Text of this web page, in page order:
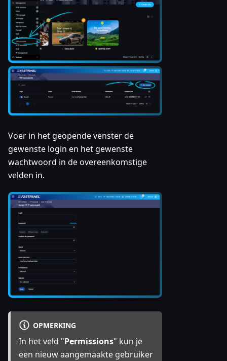
Voer in het geopende venster de
gewenste login en het gewenste
wachtwoord in de overeenkomstige
velden in.
OPMERKING
In het veld "Permissions" kun je
een nieuw aangemaakte gebruiker